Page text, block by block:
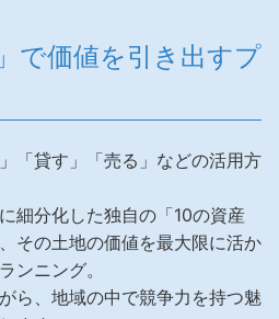
いをご検討の方
た建築実例、注目の最新情報など、住
タルラウンジです。
ンで価値を引き出すプ
「貸す」「売る」などの活用方
細分化した独自の「10の資産
その土地の価値を最大限に活か
ンニング。
ら、地域の中で競争力を持つ魅